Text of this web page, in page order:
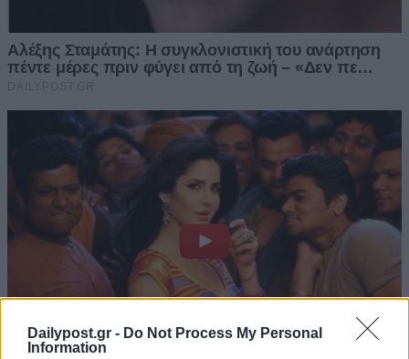
Dailypost.gr - Do Not Process My Personal
Information